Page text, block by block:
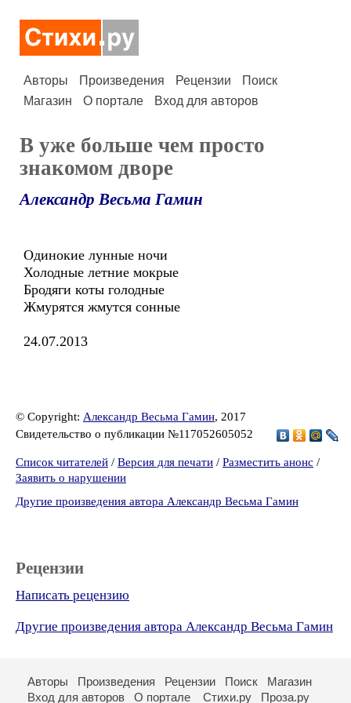
Авторы Произведения Рецензии
Поиск
Магазин
О портале Вход для авторов
В уже больше чем просто
знакомом дворе
Александр Весьма Гамин
Одинокие лунные ночи
Холодные летние мокрые
Бродяги коты голодные
Жмурятся жмутся сонные
24.07.2013
© Copyright: Александр Весьма Гамин, 2017
Свидетельство о публикации №117052605052
Список читателей / Версия для печати / Разместить анонс /
Заявить о нарушении
Другие произведения автора Александр Весьма Гамин
Рецензии
Написать рецензию
Другие произведения автора Александр Весьма Гамин
Авторы Произведения Рецензии Поиск
Магазин
Вход для авторов
О портале Стихи.ру Проза.ру